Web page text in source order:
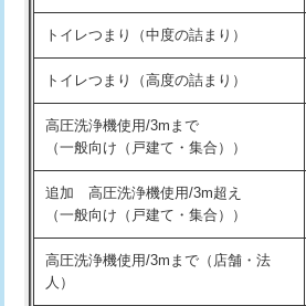
トイレつまり（中度の詰まり）
トイレつまり（高度の詰まり）
高圧洗浄機使用/3mまで
（一般向け（戸建て・集合））
追加 高圧洗浄機使用/3m超え
（一般向け（戸建て・集合））
高圧洗浄機使用/3mまで（店舗・法
人）